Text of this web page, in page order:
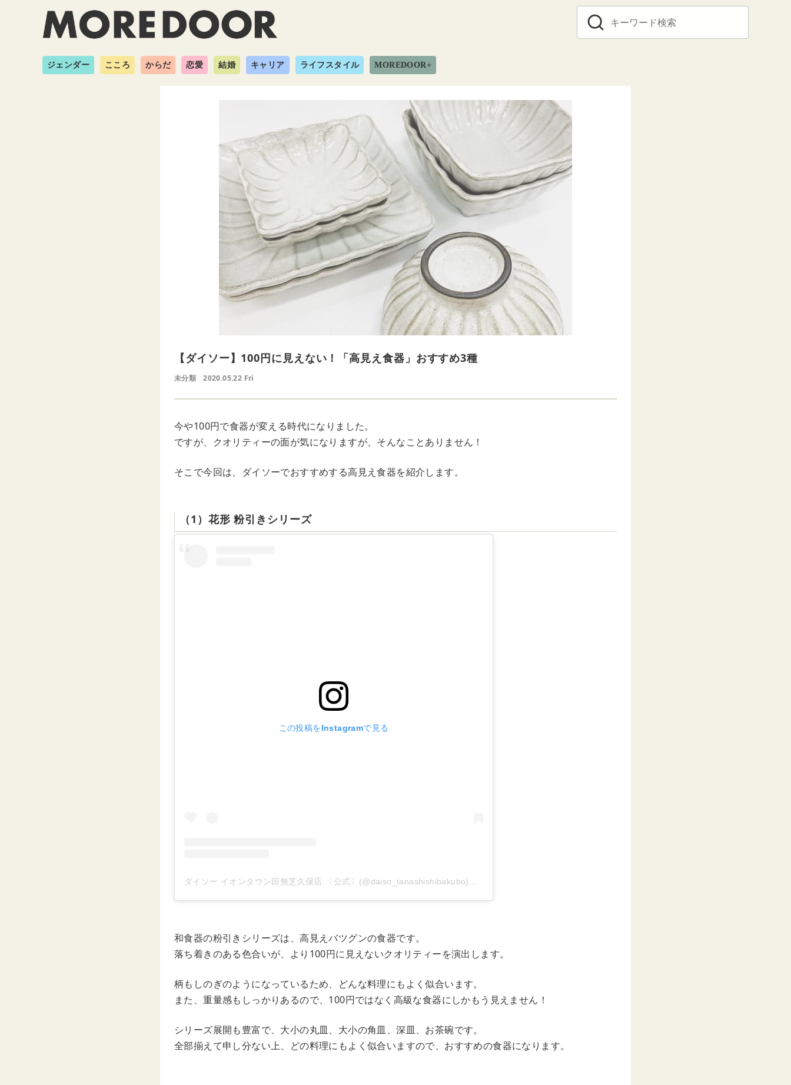
ジェンダー こころ からだ 恋愛 結婚 キャリア ライフスタイル MOREDOOR+
【ダイソー】100円に見えない！「高見え食器」おすすめ3種
未分類 2020.05.22 Fri
今や100円で食器が変える時代になりました。
ですが、クオリティーの面が気になりますが、そんなことありません！
そこで今回は、ダイソーでおすすめする高見え食器を紹介します。
（1）花形 粉引きシリーズ
この投稿をInstagramで見る
ダイソー イオンタウン田無芝久保店 〔公式〕(@daiso_tanashishibakubo)がシェアした投稿
和食器の粉引きシリーズは、高見えバツグンの食器です。
落ち着きのある色合いが、より100円に見えないクオリティーを演出します。
柄もしのぎのようになっているため、どんな料理にもよく似合います。
また、重量感もしっかりあるので、100円ではなく高級な食器にしかもう見えません！
シリーズ展開も豊富で、大小の丸皿、大小の角皿、深皿、お茶碗です。
全部揃えて申し分ない上、どの料理にもよく似合いますので、おすすめの食器になります。